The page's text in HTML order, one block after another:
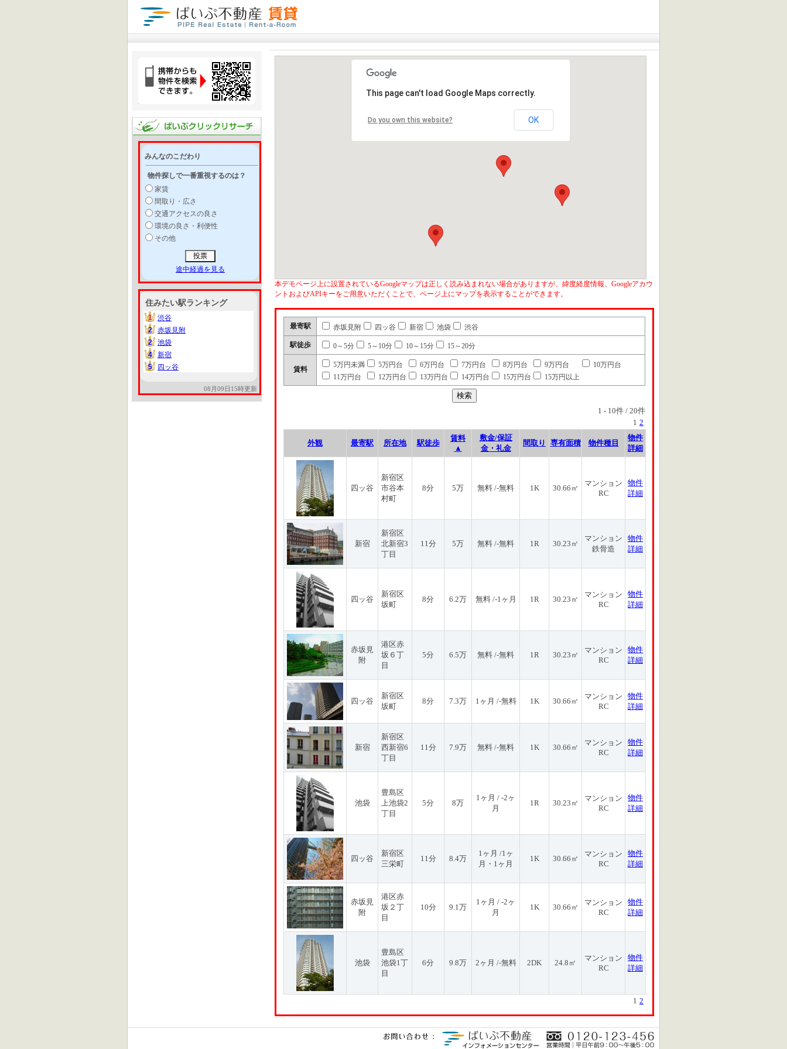
みんなのこだわり
物件探しで一番重視するのは？
家賃
間取り・広さ
交通アクセスの良さ
環境の良さ・利便性
その他
途中経過を見る
住みたい駅ランキング
1
1
渋谷
2
2
赤坂見附
2
2
池袋
4
4
新宿
5
5 四ッ谷
08月09日15時更新
This page can't load Google Maps correctly.
Do you own this website? OK
本デモページ上に設置されているGoogleマップは正しく読み込まれない場合がありますが、緯度経度情報、Googleアカウ
ントおよびAPIキーをご用意いただくことで、ページ上にマップを表示することができます。
最寄駅 赤坂見附 四ッ谷 新宿 池袋 渋谷
駅徒歩 0～5分 5～10分 10～15分 15～20分
賃料
5万円未満 5万円台 6万円台 7万円台 8万円台 9万円台
10万円台
11万円台
12万円台 13万円台 14万円台 15万円台 15万円以上
1 - 10件 / 20件
1 2
外観 最寄駅 所在地 駅徒歩
賃料
▲
敷金/保証
金・礼金
間取り 専有面積 物件種目
物件
詳細
四ッ谷
新宿区
市谷本
村町
8分 5万 無料 /-無料 1K 30.66㎡
マンション
RC
物件
詳細
新宿
新宿区
北新宿3
丁目
11分 5万 無料 /-無料 1R 30.23㎡
マンション
鉄骨造
物件
詳細
四ッ谷
新宿区
坂町
8分 6.2万 無料 /-1ヶ月 1R 30.23㎡
マンション
RC
物件
詳細
赤坂見
附
港区赤
坂６丁
目
5分 6.5万 無料 /-無料 1R 30.23㎡
マンション
RC
物件
詳細
四ッ谷
新宿区
坂町
8分 7.3万 1ヶ月 /-無料 1K 30.66㎡
マンション
RC
物件
詳細
新宿
新宿区
西新宿6
丁目
11分 7.9万 無料 /-無料 1K 30.66㎡
マンション
RC
物件
詳細
池袋
豊島区
上池袋2
丁目
5分 8万
1ヶ月 / -2ヶ
月
1R 30.23㎡
マンション
RC
物件
詳細
四ッ谷
新宿区
三栄町
11分 8.4万
1ヶ月 /1ヶ
月・1ヶ月
1K 30.66㎡
マンション
RC
物件
詳細
赤坂見
附
港区赤
坂２丁
目
10分 9.1万
1ヶ月 / -2ヶ
月
1K 30.66㎡
マンション
RC
物件
詳細
池袋
豊島区
池袋1丁
目
6分 9.8万 2ヶ月 /-無料 2DK 24.8㎡
マンション
RC
物件
詳細
1 2